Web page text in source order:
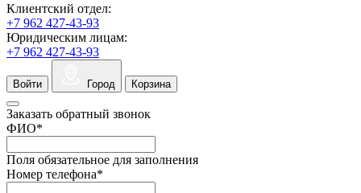
Клиентский отдел:
+7 962 427-43-93
Юридическим лицам:
+7 962 427-43-93
Войти Город Корзина
Заказать обратный звонок
ФИО*
Поля обязательное для заполнения
Номер телефона*